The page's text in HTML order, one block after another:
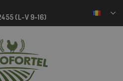
(L-V 9-16)